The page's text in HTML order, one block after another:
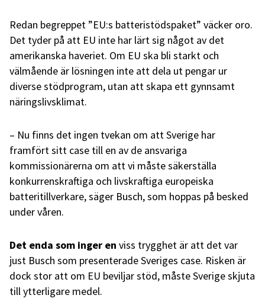
Redan begreppet ”EU:s batteristödspaket” väcker oro.
Det tyder på att EU inte har lärt sig något av det
amerikanska haveriet. Om EU ska bli starkt och
välmående är lösningen inte att dela ut pengar ur
diverse stödprogram, utan att skapa ett gynnsamt
näringslivsklimat.
– Nu finns det ingen tvekan om att Sverige har
framfört sitt case till en av de ansvariga
kommissionärerna om att vi måste säkerställa
konkurrenskraftiga och livskraftiga europeiska
batteritillverkare, säger Busch, som hoppas på besked
under våren.
Det enda som inger en viss trygghet är att det var
just Busch som presenterade Sveriges case. Risken är
dock stor att om EU beviljar stöd, måste Sverige skjuta
till ytterligare medel.